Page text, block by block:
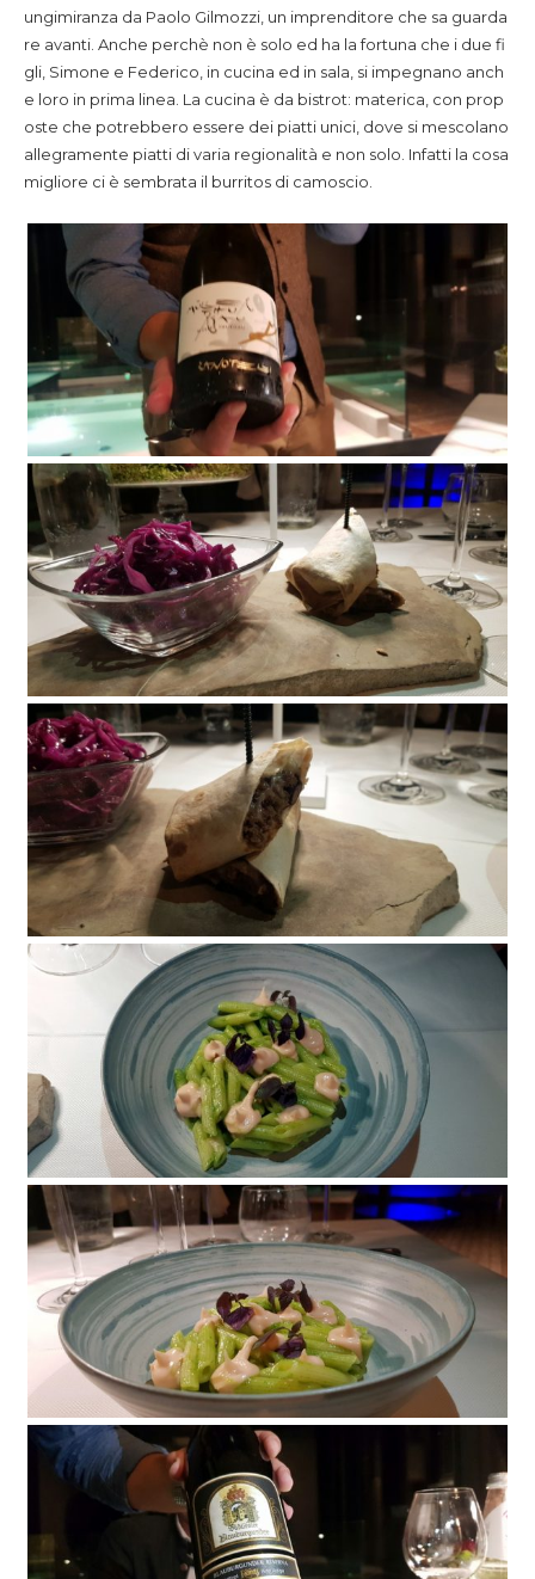
ungimiranza da Paolo Gilmozzi, un imprenditore che sa guarda
re avanti. Anche perchè non è solo ed ha la fortuna che i due fi
gli, Simone e Federico, in cucina ed in sala, si impegnano anch
e loro in prima linea. La cucina è da bistrot: materica, con prop
oste che potrebbero essere dei piatti unici, dove si mescolano
allegramente piatti di varia regionalità e non solo. Infatti la cosa
migliore ci è sembrata il burritos di camoscio.